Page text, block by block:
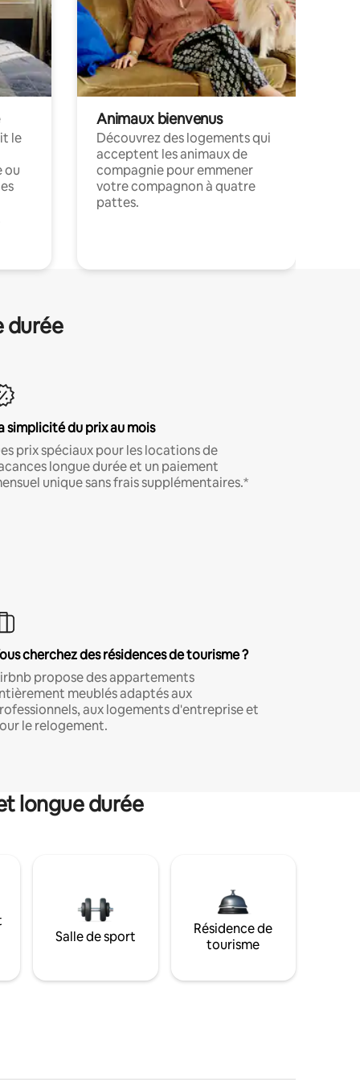
le
ou
Animaux bienvenus
Découvrez des logements qui
acceptent les animaux de
compagnie pour emmener
votre compagnon à quatre
pattes.
durée
simplicité du prix au mois
prix spéciaux pour les locations de
longue durée et un paiement
unique sans frais supplémentaires.*
cherchez des résidences de tourisme ?
propose des appartements
meublés adaptés aux
aux logements d'entreprise et
le relogement.
longue durée
Salle de sport
Résidence de
tourisme